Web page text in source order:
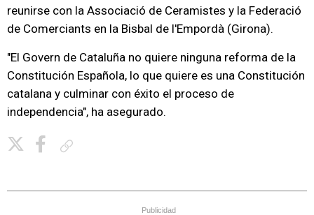
reunirse con la Associació de Ceramistes y la Federació
de Comerciants en la Bisbal de l'Empordà (Girona).
"El Govern de Cataluña no quiere ninguna reforma de la
Constitución Española, lo que quiere es una Constitución
catalana y culminar con éxito el proceso de
independencia", ha asegurado.
Publicidad